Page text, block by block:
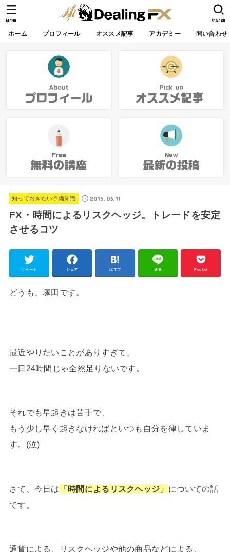
ホーム プロフィール オススメ記事 アカデミー 問い合わせ
SEARCH
MENU
知っておきたい予備知識 2015.03.11
FX・時間によるリスクヘッジ。トレードを安定
させるコツ
ツイート シェア はてブ 送る Pocket
どうも、塚田です。
最近やりたいことがありすぎて、
一日24時間じゃ全然足りないです。
それでも早起きは苦手で、
もう少し早く起きなければといつも自分を律していま
す。(泣)
さて、今日は 「時間によるリスクヘッジ」 についての話
です。
通貨による、リスクヘッジや他の商品などによる、